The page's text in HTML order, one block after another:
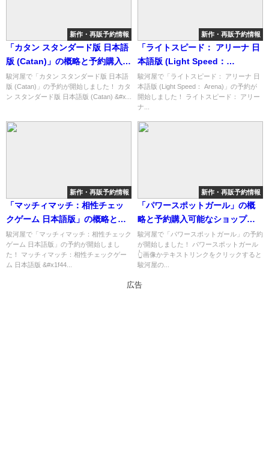
新作・再販予約情報
「カタン スタンダード版 日本語
版 (Catan)」の概略と予約購入可
能なショップ紹介！
駿河屋で「カタン スタンダード版 日本語
版 (Catan)」の予約が開始しました！ カタ
ン スタンダード版 日本語版 (Catan) &#x...
新作・再販予約情報
「ライトスピード： アリーナ 日
本語版 (Light Speed：
Arena)」の概略と予約購入可能
なショップ紹介！
駿河屋で「ライトスピード： アリーナ 日
本語版 (Light Speed： Arena)」の予約が
開始しました！ ライトスピード： アリー
ナ...
新作・再販予約情報
「マッチィマッチ：相性チェッ
クゲーム 日本語版」の概略と予
約購入可能なショップ紹介！
駿河屋で「マッチィマッチ：相性チェック
ゲーム 日本語版」の予約が開始しまし
た！ マッチィマッチ：相性チェックゲー
ム 日本語版 &#x1f44...
新作・再販予約情報
「パワースポットガール」の概
略と予約購入可能なショップ紹
介！
駿河屋で「パワースポットガール」の予約
が開始しました！ パワースポットガール
👆画像かテキストリンクをクリックすると
駿河屋の...
広告